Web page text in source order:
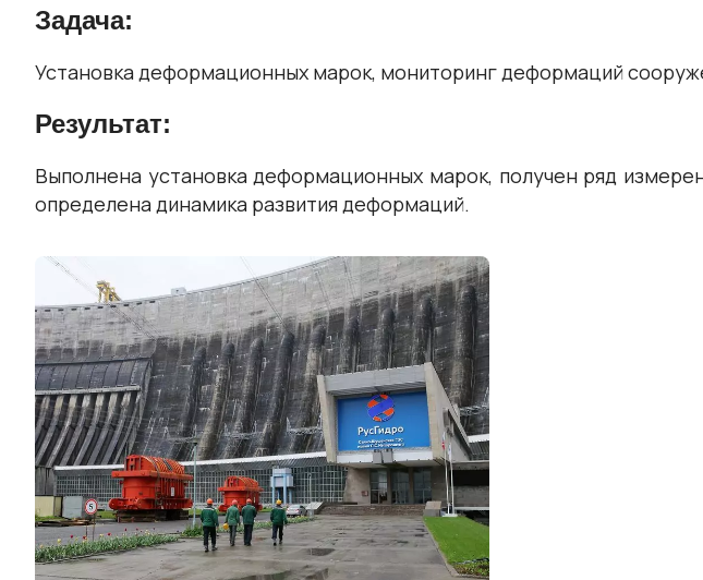
Задача:
Установка деформационных марок, мониторинг деформаций
Результат:
Выполнена установка деформационных марок, получен ряд
определена динамика развития деформаций.